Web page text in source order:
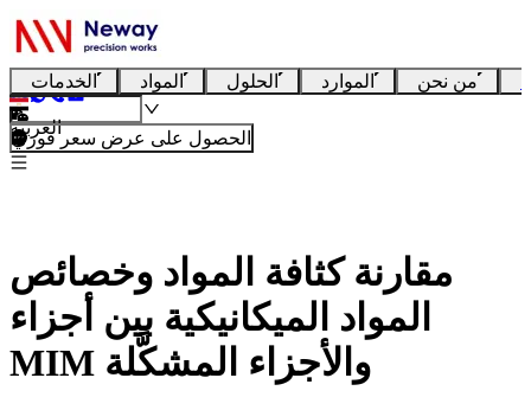
الخدمات المواد الحلول الموارد من نحن
العربية
الحصول على عرض سعر فوري
مقارنة كثافة المواد وخصائص
المواد الميكانيكية بين أجزاء
MIM والأجزاء المشكَّلة